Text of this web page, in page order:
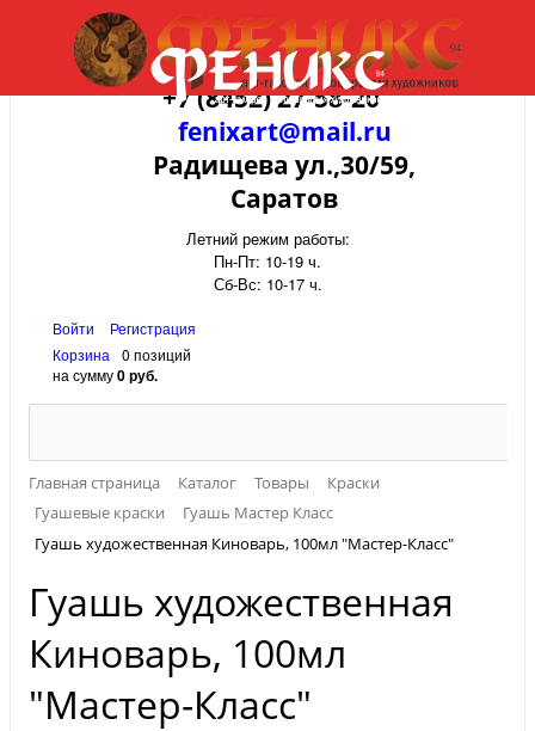
+7 (8452) 27-58-20
fenixart@mail.ru
Радищева ул.,30/59,
Саратов
Летний режим работы:
Пн-Пт: 10-19 ч.
Сб-Вс: 10-17 ч.
Войти
Регистрация
Корзина
0 позиций
на сумму0 руб.
Главная страница Каталог Товары
Краски
Гуашевые краски
Гуашь Мастер Класс
Гуашь художественная Киноварь, 100мл "Мастер-Класс"
Гуашь художественная
Киноварь, 100мл
"Мастер-Класс"